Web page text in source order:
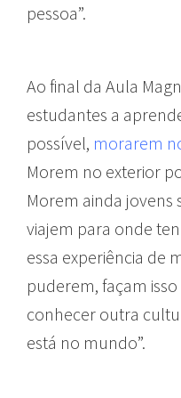
pessoa”.
Ao final da Aula
estudantes a
possível, morarem
Morem no exterior
Morem ainda
viajem para onde
essa experiência de
puderem, façam
conhecer outra
está no mundo”.